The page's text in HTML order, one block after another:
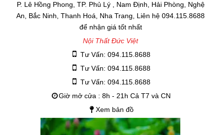
P. Lê Hồng Phong, TP. Phủ Lý , Nam Định, Hải Phòng, Nghệ
An, Bắc Ninh, Thanh Hoá, Nha Trang, Liên hệ 094.115.8688
để nhận giá tốt nhất
Nội Thất Đức Việt
Tư Vấn: 094.115.8688
Tư Vấn: 094.115.8688
Tư Vấn: 094.115.8688
Giờ mở cửa : 8h - 21h Cả T7 và CN
Xem bản đồ